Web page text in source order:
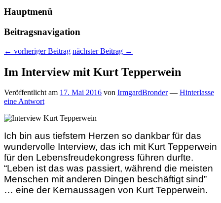
Hauptmenü
Beitragsnavigation
← vorheriger Beitrag nächster Beitrag →
Im Interview mit Kurt Tepperwein
Veröffentlicht am 17. Mai 2016 von IrmgardBronder — Hinterlasse
eine Antwort
Ich bin aus tiefstem Herzen so dankbar für das
wundervolle Interview, das ich mit Kurt Tepperwein
für den Lebensfreudekongress führen durfte.
“Leben ist das was passiert, während die meisten
Menschen mit anderen Dingen beschäftigt sind”
… eine der Kernaussagen von Kurt Tepperwein.